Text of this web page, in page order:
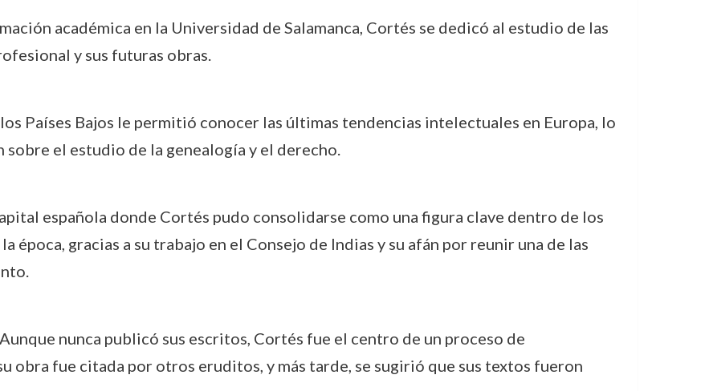
académica en la Universidad de Salamanca, Cortés se dedicó al estudio de las
y sus futuras obras.
Países Bajos le permitió conocer las últimas tendencias intelectuales en Europa, lo
el estudio de la genealogía y el derecho.
española donde Cortés pudo consolidarse como una figura clave dentro de los
época, gracias a su trabajo en el Consejo de Indias y su afán por reunir una de las
nunca publicó sus escritos, Cortés fue el centro de un proceso de
obra fue citada por otros eruditos, y más tarde, se sugirió que sus textos fueron